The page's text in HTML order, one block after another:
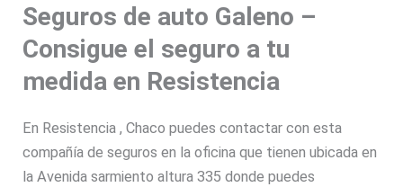
Seguros de auto Galeno –
Consigue el seguro a tu
medida en Resistencia
En Resistencia , Chaco puedes contactar con esta
compañía de seguros en la oficina que tienen ubicada en
la Avenida sarmiento altura 335 donde puedes